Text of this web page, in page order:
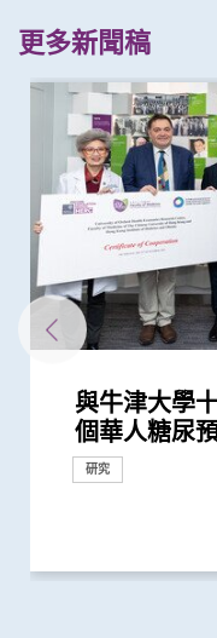
更多新聞稿
與牛津大學
個華人糖尿
研究
中大研究發
及經濟造成
為嚴重
中大發現新
冠心病風險
力
中大發現年
的終生風險
近70%
中大研究顯
生率正下降
見改善
中大研究顯
罹患糖尿病
確診期減併發
中大成立嶄
推動健康經
研究
中大教授陳
獎」 成為本
病教研最高榮
中大醫學院
介入治療 可
預防2型糖尿
中大利用大
精準預測老
嚴重低血糖的
中大領導之
者併發腎病
誌物
中大醫學院
年 完成逾
症及糖尿病
中大研究顯
降低 2型糖
併發症的風險
中大全球首
尿病患者有
一類常用降
中大研究顯
糖尿病患者
研究
中大研究發
有效生物標
病風險的糖尿
中大醫學院
表揚在糖尿
獎項及榮譽
中大研究發
現腎功能急
研究
中大研究指
擾之糖尿患
研究
中大發現糖
人的兩倍 倡
尿患者的精
中大研究新
統
研究
中文大學與
中國人糖尿
研究
「賽馬會年
糖尿病年青
數據顯示有
中大開展為
9,000名成年
尿病的高風險
中大醫學院
華人群體的
分」工具 大
中大證NT-
患者併發心
研究
中大領導的
尿病病人患
勢將改寫臨床
中大證實「
糖尿病自我
研究
中大成功研
病變 簡單抽
糖尿病患者
新計劃啟動
健康推廣計劃
中大調查發
攝取超標
研究
中大醫學院
糖尿病的新
研究
中大醫學院
究協會表揚
獎項及榮譽
中大研究顯
安全地透過
研究
中大醫學院
作四年 為《
合策略
中大發現糖
因素 研究有
研究
中大醫學院
腎病研究 制
策略
中大醫學院
會頒發「裘
獎項及榮譽
患有多囊卵
風險是非患
研究
中大建議所
試 全港兩成
其子女糖尿
中大研究發
因脂肪肝引
研究
中大研究發
的原因
研究
中大研究指
佳 中醫耳穴
控制血糖
中大成功研
系統 有助糖
研究